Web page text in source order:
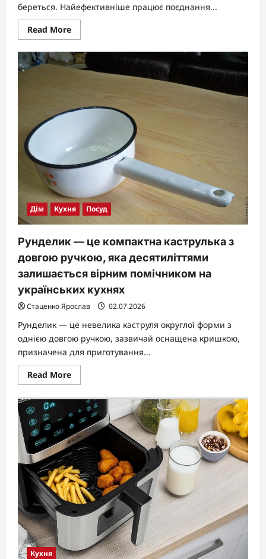
береться. Найефективніше працює поєднання...
Read MoreRead
more
Чим
відмити
решітку
витяжки
Дім Кухня Посуд
Рунделик — це компактна каструлька з
довгою ручкою, яка десятиліттями
залишається вірним помічником на
українських кухнях
Стаценко Ярослав 02.07.2026
Рунделик — це невелика каструля округлої форми з
однією довгою ручкою, зазвичай оснащена кришкою,
призначена для приготування...
Read MoreRead
more
Рунделик
це
компактна
каструлька
з
довгою
ручкою,
яка
десятиліттями
залишається
вірним
помічником
на
українських
кухнях
Кухня